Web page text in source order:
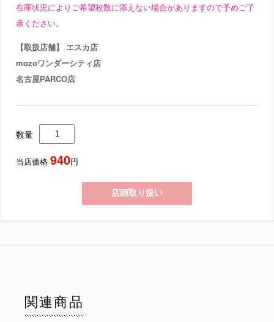
在庫状況によりご希望枚数に添えない場合がありますので予めご了
承ください。
【取扱店舗】 エスカ店
mozoワンダーシティ店
名古屋PARCO店
数量
当店価格 940円
店頭取り扱い
関連商品